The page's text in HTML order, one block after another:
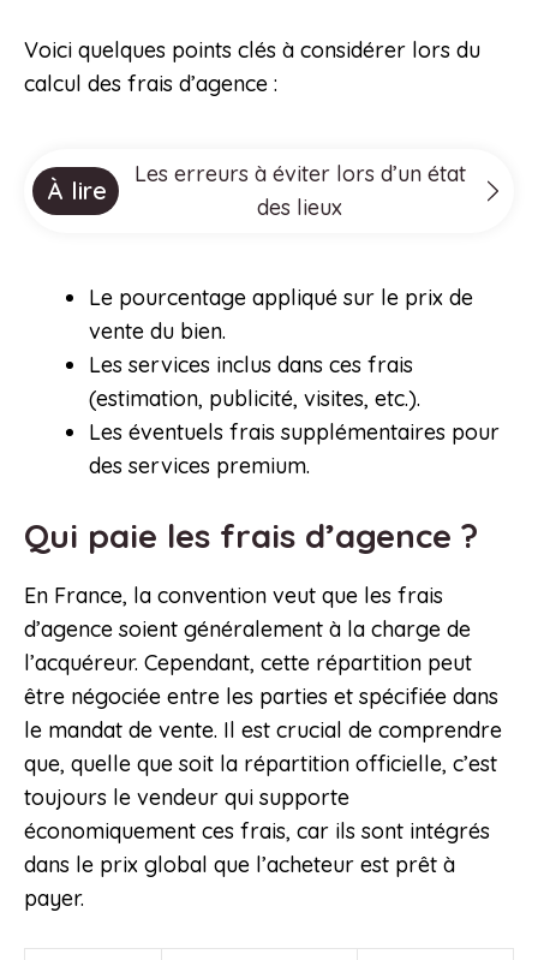
Voici quelques points clés à considérer lors du
calcul des frais d’agence :
À lire
Les erreurs à éviter lors d’un état
des lieux
Le pourcentage appliqué sur le prix de
vente du bien.
Les services inclus dans ces frais
(estimation, publicité, visites, etc.).
Les éventuels frais supplémentaires pour
des services premium.
Qui paie les frais d’agence ?
En France, la convention veut que les frais
d’agence soient généralement à la charge de
l’acquéreur. Cependant, cette répartition peut
être négociée entre les parties et spécifiée dans
le mandat de vente. Il est crucial de comprendre
que, quelle que soit la répartition officielle, c’est
toujours le vendeur qui supporte
économiquement ces frais, car ils sont intégrés
dans le prix global que l’acheteur est prêt à
payer.